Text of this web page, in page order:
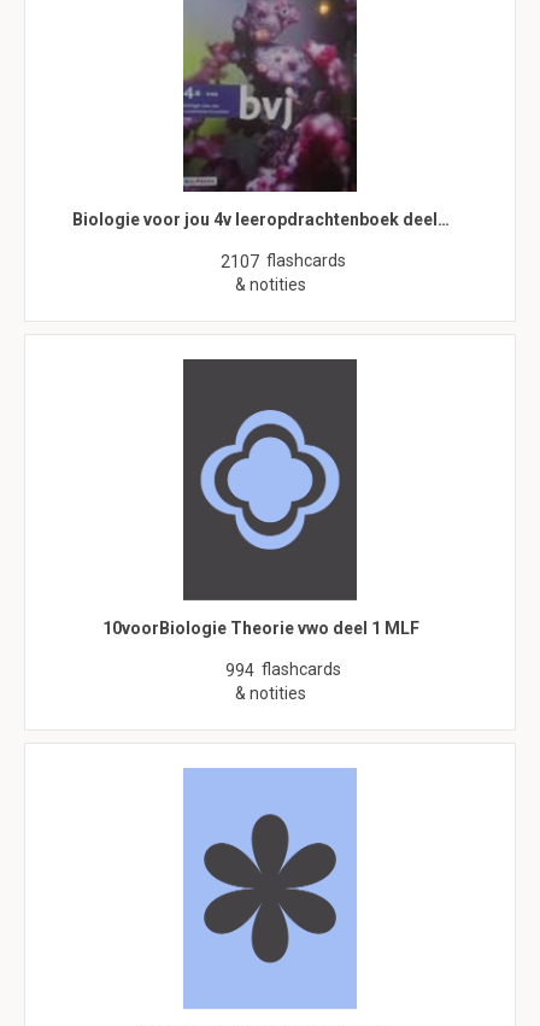
Biologie voor jou 4v leeropdrachtenboek deel…
2107 flashcards
& notities
10voorBiologie Theorie vwo deel 1 MLF
994 flashcards
& notities